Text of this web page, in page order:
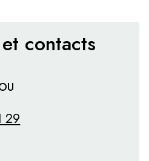
contacts
29